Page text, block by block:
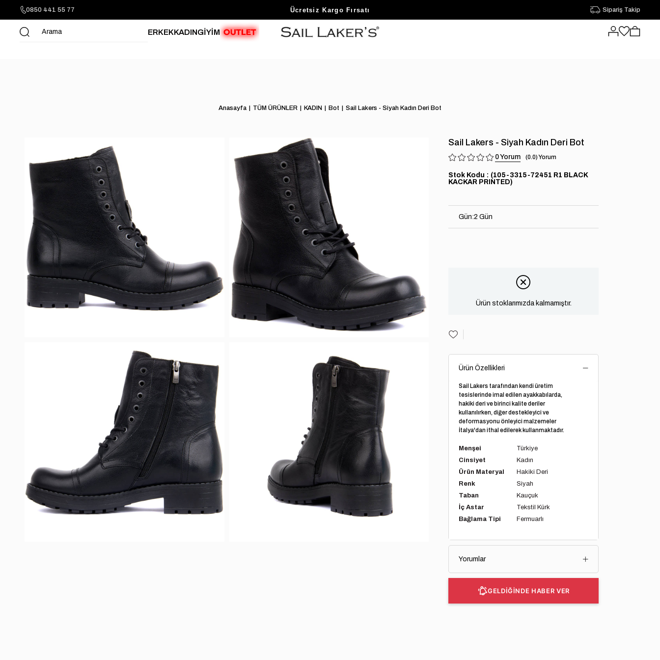
0850 441 55 77 Sezon Sonu Fırsatlarını Keşfet
Ücretsiz Kargo Fırsatı Sipariş Takip
ERKEKKADINGİYİM
Anasayfa TÜM ÜRÜNLER KADIN Bot Sail Lakers - Siyah Kadın Deri Bot
Sail Lakers - Siyah Kadın Deri Bot
0 0.0
Stok Kodu
(105-3315-72451 R1 BLACK
KACKAR PRINTED)
Gün:2 Gün
Ürün stoklarımızda kalmamıştır.
Ürün Özellikleri
Sail Lakers tarafından kendi üretim
tesislerinde imal edilen ayakkabılarda,
hakiki deri ve birinci kalite deriler
kullanılırken, diğer destekleyici ve
deformasyonu önleyici malzemeler
İtalya'dan ithal edilerek kullanmaktadır.
Menşei
Türkiye
Cinsiyet
Kadın
Ürün Materyal
Hakiki Deri
Renk
Siyah
Taban
Kauçuk
İç Astar
Tekstil Kürk
Bağlama Tipi
Fermuarlı
Yorumlar
GELDİĞİNDE HABER VER